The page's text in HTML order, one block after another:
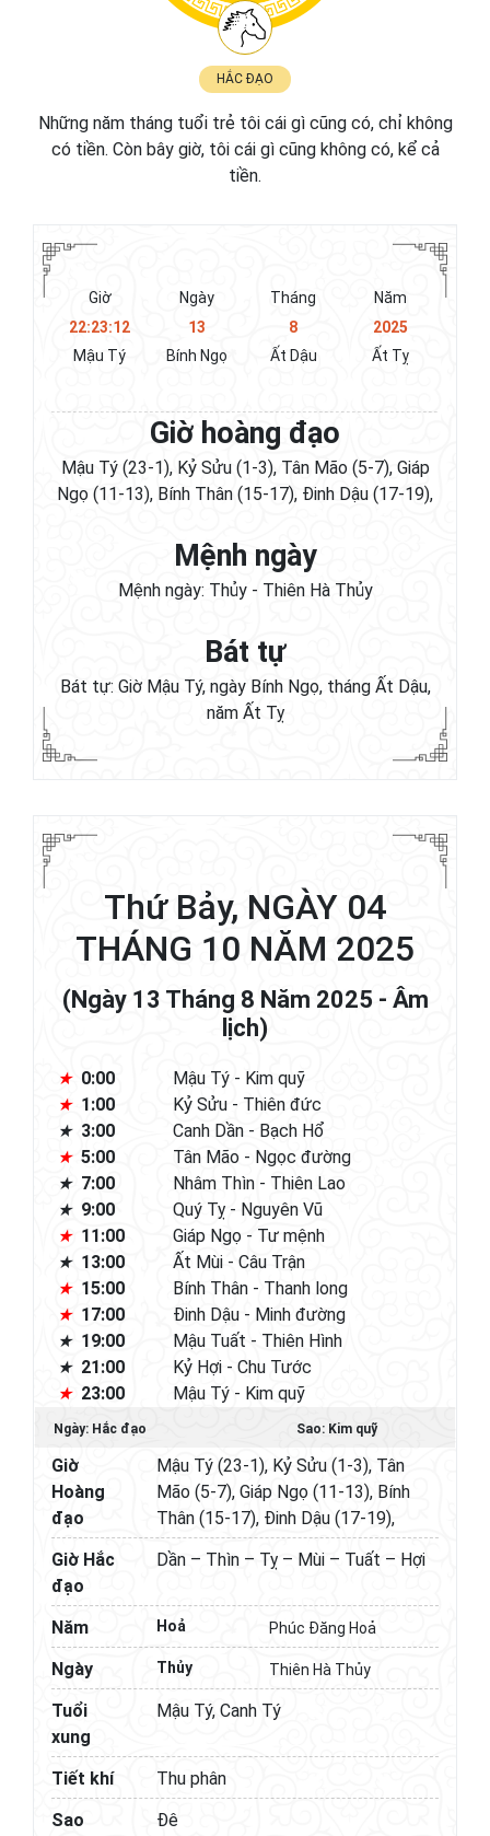
HẮC ĐẠO
Những năm tháng tuổi trẻ tôi cái gì cũng có, chỉ không
có tiền. Còn bây giờ, tôi cái gì cũng không có, kể cả
tiền.
Giờ
22:23:13
Mậu Tý
Ngày
13
Bính Ngọ
Tháng
8
Ất Dậu
Năm
2025
Ất Tỵ
Giờ hoàng đạo
Mậu Tý (23-1), Kỷ Sửu (1-3), Tân Mão (5-7), Giáp
Ngọ (11-13), Bính Thân (15-17), Đinh Dậu (17-19),
Mệnh ngày
Mệnh ngày: Thủy - Thiên Hà Thủy
Bát tự
Bát tự: Giờ Mậu Tý, ngày Bính Ngọ, tháng Ất Dậu,
năm Ất Tỵ
Thứ Bảy, NGÀY 04
THÁNG 10 NĂM 2025
(Ngày 13 Tháng 8 Năm 2025 - Âm
lịch)
0:00
Mậu Tý - Kim quỹ
1:00
Kỷ Sửu - Thiên đức
3:00
Canh Dần - Bạch Hổ
5:00
Tân Mão - Ngọc đường
7:00
Nhâm Thìn - Thiên Lao
9:00
Quý Tỵ - Nguyên Vũ
11:00
Giáp Ngọ - Tư mệnh
13:00
Ất Mùi - Câu Trận
15:00
Bính Thân - Thanh long
17:00
Đinh Dậu - Minh đường
19:00
Mậu Tuất - Thiên Hình
21:00
Kỷ Hợi - Chu Tước
23:00
Mậu Tý - Kim quỹ
Ngày: Hắc đạo Sao: Kim quỹ
Giờ
Hoàng
đạo
Mậu Tý (23-1), Kỷ Sửu (1-3), Tân
Mão (5-7), Giáp Ngọ (11-13), Bính
Thân (15-17), Đinh Dậu (17-19),
Giờ Hắc
đạo
Dần – Thìn – Tỵ – Mùi – Tuất – Hợi
Năm Hoả Phúc Đăng Hoả
Ngày Thủy Thiên Hà Thủy
Tuổi
xung
Mậu Tý, Canh Tý
Tiết khí
Thu phân
Sao
Đê